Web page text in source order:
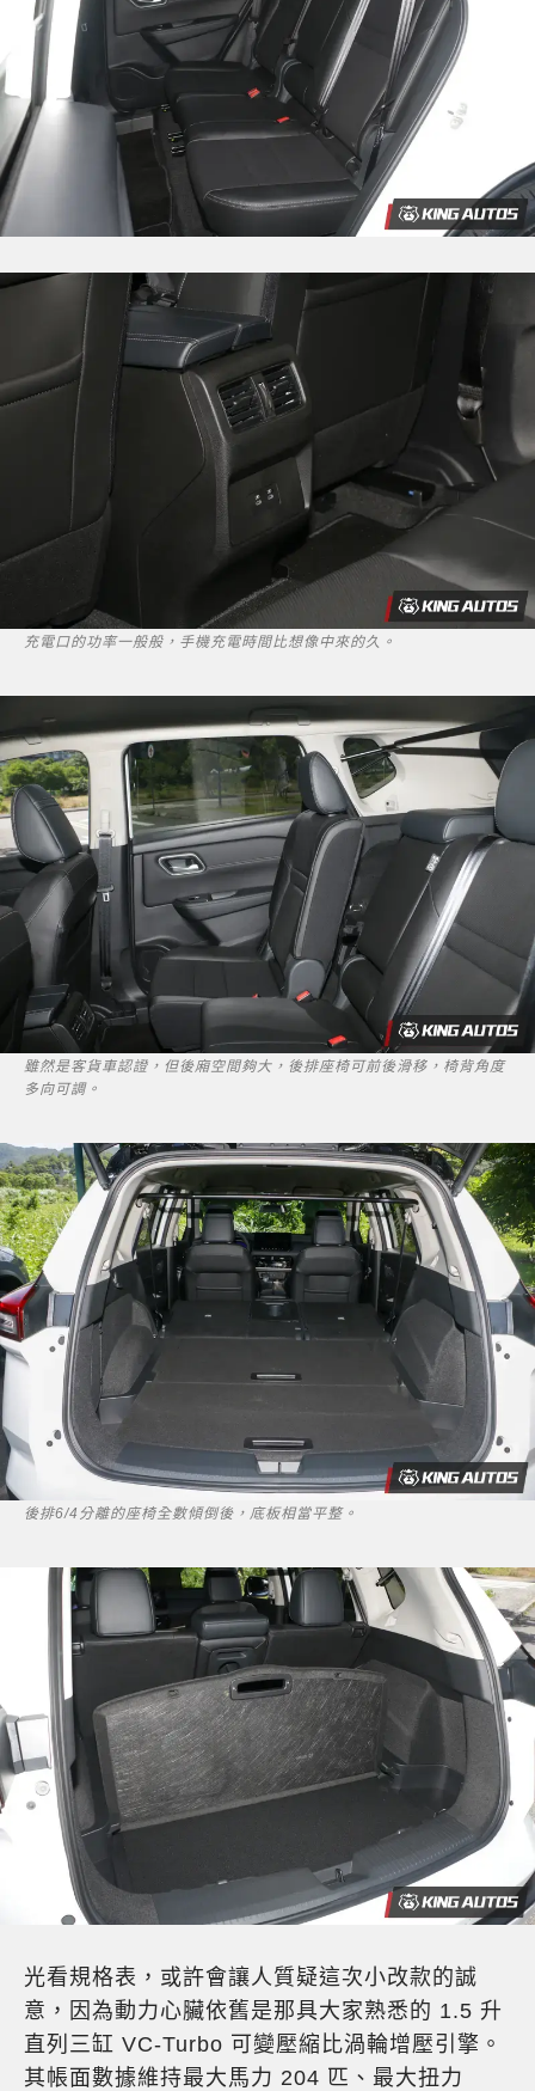
充電口的功率一般般，手機充電時間比想像中來的久。
雖然是客貨車認證，但後廂空間夠大，後排座椅可前後滑移，椅背角度
多向可調。
後排6/4分離的座椅全數傾倒後，底板相當平整。
光看規格表，或許會讓人質疑這次小改款的誠
意，因為動力心臟依舊是那具大家熟悉的 1.5 升
直列三缸 VC-Turbo 可變壓縮比渦輪增壓引擎。
其帳面數據維持最大馬力 204 匹、最大扭力